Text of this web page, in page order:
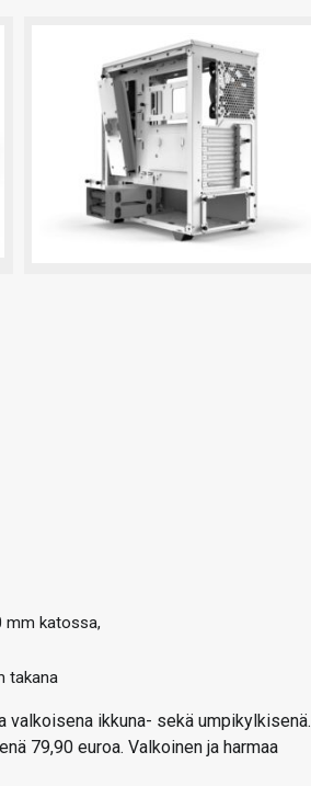
mm katossa,
takana
valkoisena ikkuna- sekä umpikylkisenä.
79,90 euroa. Valkoinen ja harmaa